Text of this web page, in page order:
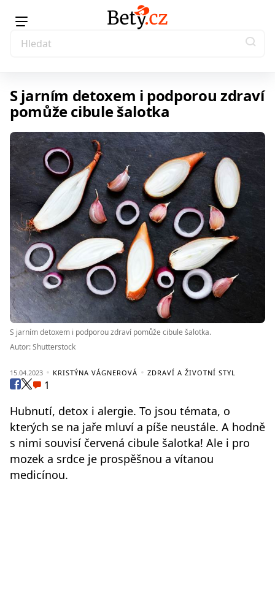
S jarním detoxem i podporou zdraví
pomůže cibule šalotka
S jarním detoxem i podporou zdraví pomůže cibule šalotka.
Autor: Shutterstock
15.04.2023 KRISTÝNA VÁGNEROVÁ ZDRAVÍ A ŽIVOTNÍ STYL
1
Hubnutí, detox i alergie. To jsou témata, o
kterých se na jaře mluví a píše neustále. A hodně
s nimi souvisí červená cibule šalotka! Ale i pro
mozek a srdce je prospěšnou a vítanou
medicínou.